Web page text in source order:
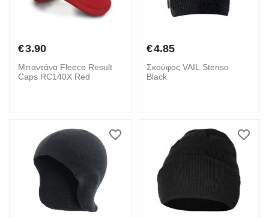
€3.90
Μπαντάνα Fleece Result
Caps RC140X Red
€4.85
Σκούφος VAIL Stenso
Black